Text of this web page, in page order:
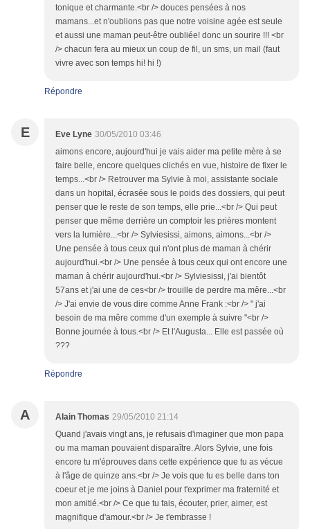
tonique et charmante.<br /> douces pensées à nos
mamans...et n'oublions pas que notre voisine agée est seule
et aussi une maman peut-être oubliée! donc un sourire !!! <br
/> chacun fera au mieux un coup de fil, un sms, un mail (faut
vivre avec son temps hi! hi !)
Répondre
E Eve Lyne 30/05/2010 03:46
aimons encore, aujourd'hui je vais aider ma petite mère à se
faire belle, encore quelques clichés en vue, histoire de fixer le
temps...<br /> Retrouver ma Sylvie à moi, assistante sociale
dans un hopital, écrasée sous le poids des dossiers, qui peut
penser que le reste de son temps, elle prie...<br /> Qui peut
penser que même derrière un comptoir les prières montent
vers la lumière...<br /> Sylviesissi, aimons, aimons...<br />
Une pensée à tous ceux qui n'ont plus de maman à chérir
aujourd'hui.<br /> Une pensée à tous ceux qui ont encore une
maman à chérir aujourd'hui.<br /> Sylviesissi, j'ai bientôt
57ans et j'ai une de ces<br /> trouille de perdre ma mêre...<br
/> J'ai envie de vous dire comme Anne Frank :<br /> " j'ai
besoin de ma mêre comme d'un exemple à suivre "<br />
Bonne journée à tous.<br /> Et l'Augusta... Elle est passée où
???
Répondre
A Alain Thomas 29/05/2010 21:14
Quand j'avais vingt ans, je refusais d'imaginer que mon papa
ou ma maman pouvaient disparaître. Alors Sylvie, une fois
encore tu m'éprouves dans cette expérience que tu as vécue
à l'âge de quinze ans.<br /> Je vois que tu es belle dans ton
coeur et je me joins à Daniel pour t'exprimer ma fraternité et
mon amitié.<br /> Ce que tu fais, écouter, prier, aimer, est
magnifique d'amour.<br /> Je t'embrasse !